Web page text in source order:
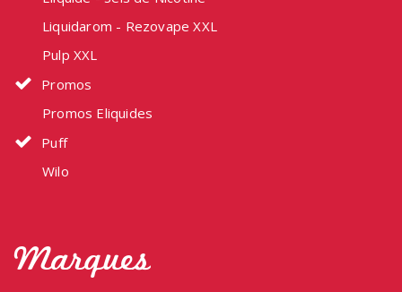
Liquidarom - Rezovape XXL
Pulp XXL
Promos
Promos Eliquides
Puff
Wilo
Marques